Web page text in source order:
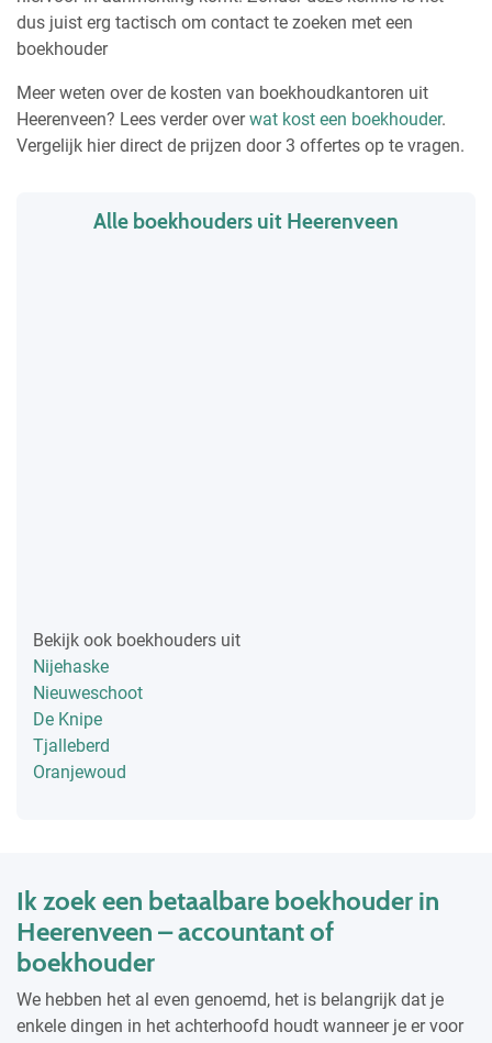
dus juist erg tactisch om contact te zoeken met een
boekhouder
Meer weten over de kosten van boekhoudkantoren uit
Heerenveen? Lees verder overwat kost een boekhouder.
Vergelijk hier direct de prijzen door 3 offertes op te vragen.
Alle boekhouders uit Heerenveen
Bekijk ook boekhouders uit
Nijehaske
Nieuweschoot
De Knipe
Tjalleberd
Oranjewoud
Ik zoek een betaalbare boekhouder in
Heerenveen – accountant of
boekhouder
We hebben het al even genoemd, het is belangrijk dat je
enkele dingen in het achterhoofd houdt wanneer je er voor